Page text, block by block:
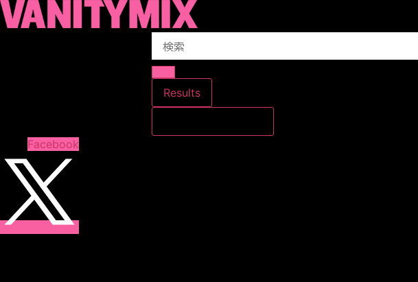
コ
ン
プ
Search
Results
Facebook